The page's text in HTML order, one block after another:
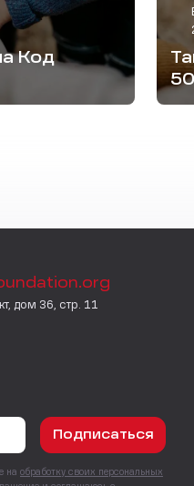
Код
дом 36, стр. 11
Подписаться
на обработку своих персональных